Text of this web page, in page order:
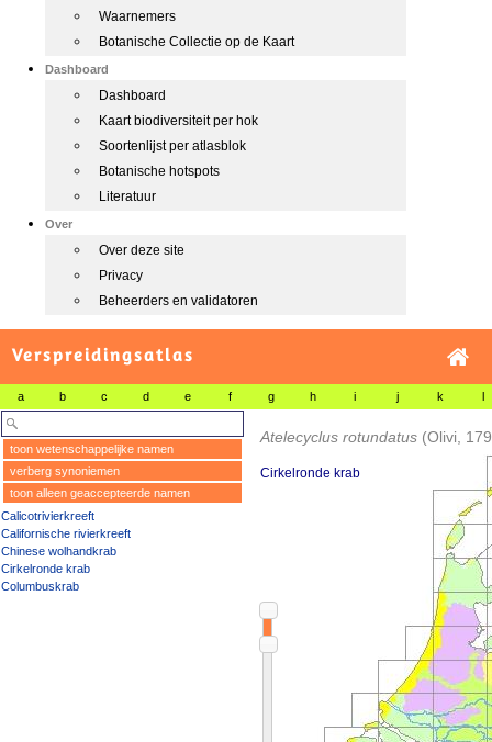
Waarnemers
Botanische Collectie op de Kaart
Dashboard
Dashboard
Kaart biodiversiteit per hok
Soortenlijst per atlasblok
Botanische hotspots
Literatuur
Over
Over deze site
Privacy
Beheerders en validatoren
Verspreidingsatlas
a b c d e f g h i j k l
toon wetenschappelijke namen
verberg synoniemen
toon alleen geaccepteerde namen
Calicotrivierkreeft
Californische rivierkreeft
Chinese wolhandkrab
Cirkelronde krab
Columbuskrab
Atelecyclus rotundatus (Olivi,
Cirkelronde krab